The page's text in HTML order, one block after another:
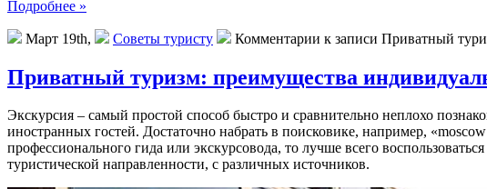
Подробнее »
Март 19th, Советы туристу Комментарии к записи Приватный
Приватный туризм: преимущества
Экскурсия – самый простой способ быстро и сравнительно неплохо
иностранных гостей. Достаточно набрать в поисковике, например,
профессионального гида или экскурсовода, то лучше всего
туристической направленности, с различных источников.